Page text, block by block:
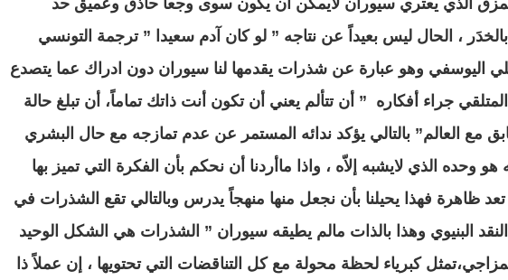
الذي يعتري سيوران لايمكن أن يكون سوى وجعاً حاذق وعميق حد
، الحال ليس بعيداً عن نتاجه ” لو كان آدم سعيدا ” ترجمة التونسي
اليوسفي وهو عبارة عن شذرات يقدمها لنا سيوران دون ادراك عما يتصدع
جراء أفكاره ” أن تتألم يعني أن تكون أنت ذاتك تماماً، أن تبلغ حالة
مع العالم” بالتالي يؤكد ندائه المستمر عن عدم تمازجه مع حال البشري
وحده الذي لايشبه إلاّه ، واذا ماأردنا أن نحكم بأن الفكرة التي تميز بها
ظاهرة فهذا يحيلنا بأن نجعل منها منهجاً يدرس وبالتالي تقع الشذرات في
البنيوي وهذا بالذات مالم يطيقه سيوران ” الشذرات هي الشكل الوحيد
لمزاجي،تمثل كبرياء لحظة محولة ‏مع كل التناقضات التي تحتويها ، إن عملاً ذا